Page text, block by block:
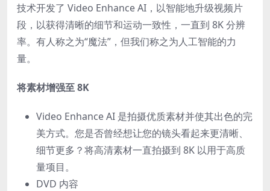
技术开发了 Video Enhance AI，以智能地升级视频片
段，以获得清晰的细节和运动一致性，一直到 8K 分辨
率。有人称之为“魔法”，但我们称之为人工智能的力
量。
将素材增强至 8K
Video Enhance AI 是拍摄优质素材并使其出色的完
美方式。您是否曾经想让您的镜头看起来更清晰、
细节更多？将高清素材一直拍摄到 8K 以用于高质
量项目。
DVD 内容